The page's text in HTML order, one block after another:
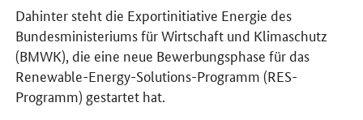
Dahinter steht die Exportinitiative Energie des
Bundesministeriums für Wirtschaft und Klimaschutz
(BMWK), die eine neue Bewerbungsphase für das
Renewable-Energy-Solutions-Programm (RES-
Programm) gestartet hat.